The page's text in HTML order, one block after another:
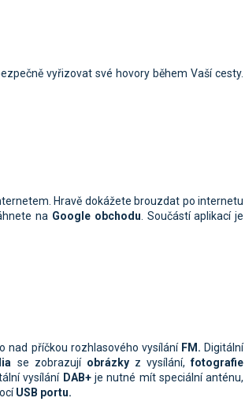
vyřizovat své hovory během Vaší cesty.
Hravě dokážete brouzdat po internetu
na Google obchodu . Součástí aplikací je
nad příčkou rozhlasového vysílání FM. Digitální
a se zobrazují obrázkyz vysílání,fotografie
vysílání DAB+je nutné mít speciální anténu,
USB portu.